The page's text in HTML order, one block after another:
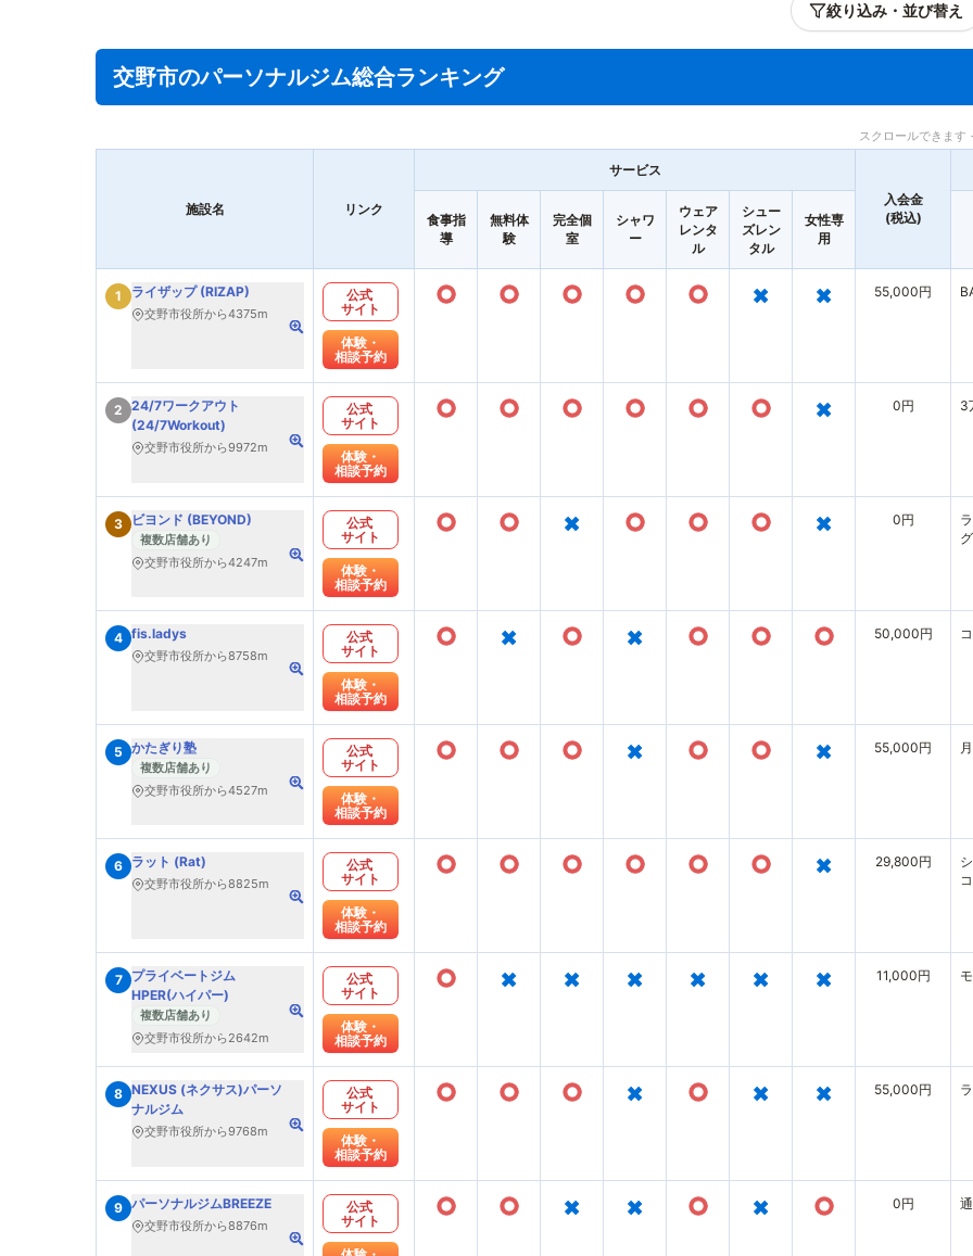
絞り込み・並び替え
交野市のパーソナルジム総合ランキング
スクロールできます
施設名 リンク
サービス
入会金
(税込)
食事指
導
無料体
験
完全個
室
シャワ
ー
ウェア
レンタ
ル
シュー
ズレン
タル
女性専
用
1 ライザップ (RIZAP)
交野市役所から4375m
公式
サイト
体験・
相談予約
○ ○ ○ ○ ○ × × 55,000円
2 24/7ワークアウト
(24/7Workout)
交野市役所から9972m
公式
サイト
体験・
相談予約
○ ○ ○ ○ ○ ○ × 0円 3
3 ビヨンド (BEYOND)
複数店舗あり
交野市役所から4247m
公式
サイト
体験・
相談予約
○ ○ × ○ ○ ○ × 0円
4 fis.ladys
交野市役所から8758m
公式
サイト
体験・
相談予約
○ × ○ × ○ ○ ○ 50,000円
5 かたぎり塾
複数店舗あり
交野市役所から4527m
公式
サイト
体験・
相談予約
○ ○ ○ × ○ ○ × 55,000円
6 ラット (Rat)
交野市役所から8825m
公式
サイト
体験・
相談予約
○ ○ ○ ○ ○ ○ × 29,800円
7
プライベートジム
HPER(ハイパー)
複数店舗あり
交野市役所から2642m
公式
サイト
体験・
相談予約
○ × × × × × × 11,000円
8 NEXUS (ネクサス)パーソ
ナルジム
交野市役所から9768m
公式
サイト
体験・
相談予約
○ ○ ○ × ○ × × 55,000円
9 パーソナルジムBREEZE
交野市役所から8876m
公式
サイト
○ ○ × × ○ × ○ 0円